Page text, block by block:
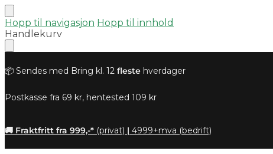
Hopp til navigasjon Hopp til innhold
Handlekurv
📦 Sendes med Bring kl. 12 fleste hverdager
Postkasse fra 69 kr, hentested 109 kr
🚚 Fraktfritt fra 999,-* (privat) | 4999+mva (bedrift)